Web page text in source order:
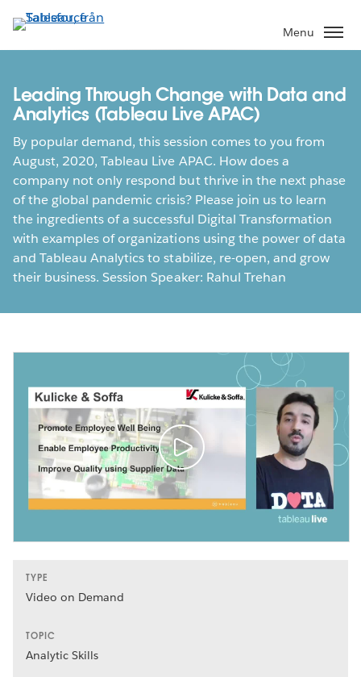
vidare
till
Menu
Leading Through Change with Data and
Analytics (Tableau Live APAC)
By popular demand, this session comes to you from
August, 2020, Tableau Live APAC. How does a
company not only respond but thrive in the next phase
of the global pandemic crisis? Please join us to learn
the ingredients of a successful Digital Transformation
with examples of organizations using the power of data
and Tableau Analytics to stabilize, re-open, and grow
their business. Session Speaker: Rahul Trehan
TYPE
Video on Demand
TOPIC
Analytic Skills